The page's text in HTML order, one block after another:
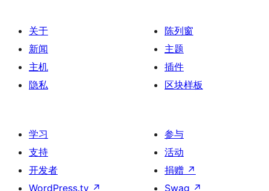
关于
新闻
主机
隐私
陈列窗
主题
插件
区块样板
学习
支持
开发者
WordPress.tv ↗
参与
活动
捐赠 ↗
Swag ↗